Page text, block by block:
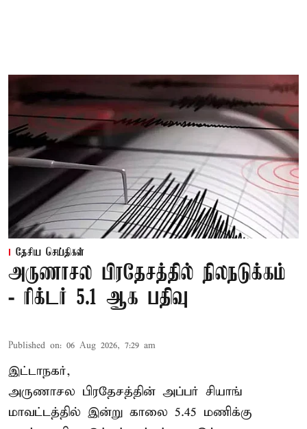
தேசிய செய்திகள்
அருணாசல பிரதேசத்தில் நிலநடுக்கம்
- ரிக்டர் 5.1 ஆக பதிவு
Published on: 06 Aug 2026, 7:29 am
இட்டாநகர்,
அருணாசல பிரதேசத்தின் அப்பர் சியாங்
மாவட்டத்தில் இன்று காலை 5.45 மணிக்கு